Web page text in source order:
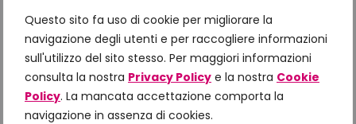
Questo sito fa uso di cookie per migliorare la
navigazione degli utenti e per raccogliere informazioni
sull'utilizzo del sito stesso. Per maggiori informazioni
consulta la nostra Privacy Policy e la nostra Cookie
Policy. La mancata accettazione comporta la
navigazione in assenza di cookies.
azioni, il confronto con le Istituzioni
per gli obiettivi 2026
A un anno dalla presentazione del Manifesto
“Un impegno per la Salute 2025-2027”,
Fondazione IncontraDonna ha riunito istituzioni,